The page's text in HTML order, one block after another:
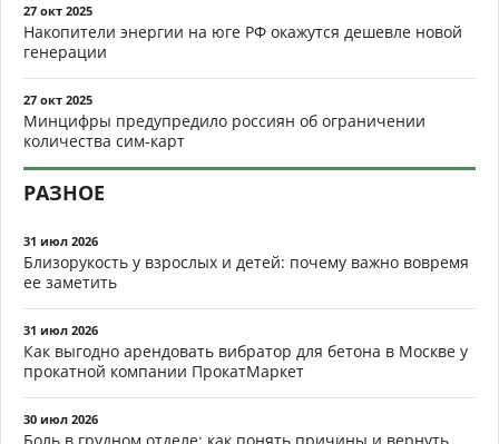
27 окт 2025
Накопители энергии на юге РФ окажутся дешевле новой
генерации
27 окт 2025
Минцифры предупредило россиян об ограничении
количества сим-карт
РАЗНОЕ
31 июл 2026
Близорукость у взрослых и детей: почему важно вовремя
ее заметить
31 июл 2026
Как выгодно арендовать вибратор для бетона в Москве у
прокатной компании ПрокатМаркет
30 июл 2026